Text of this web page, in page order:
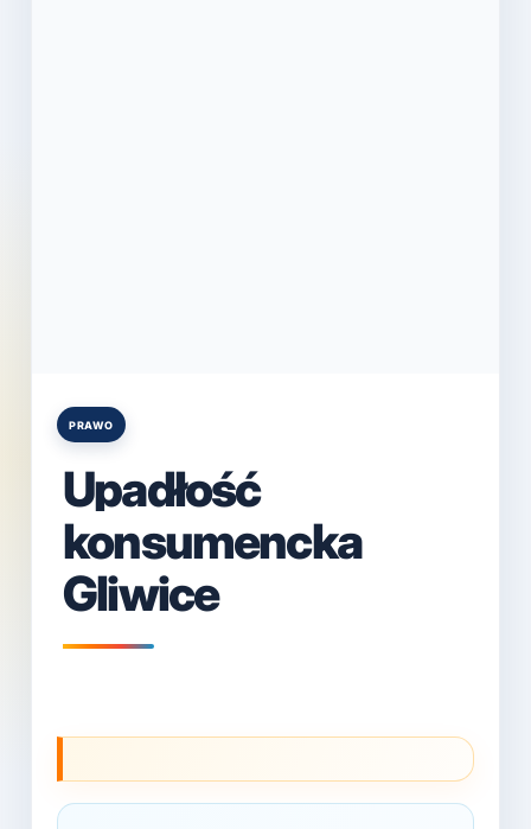
Posted
PRAWO
Upadłość
konsumencka
Gliwice